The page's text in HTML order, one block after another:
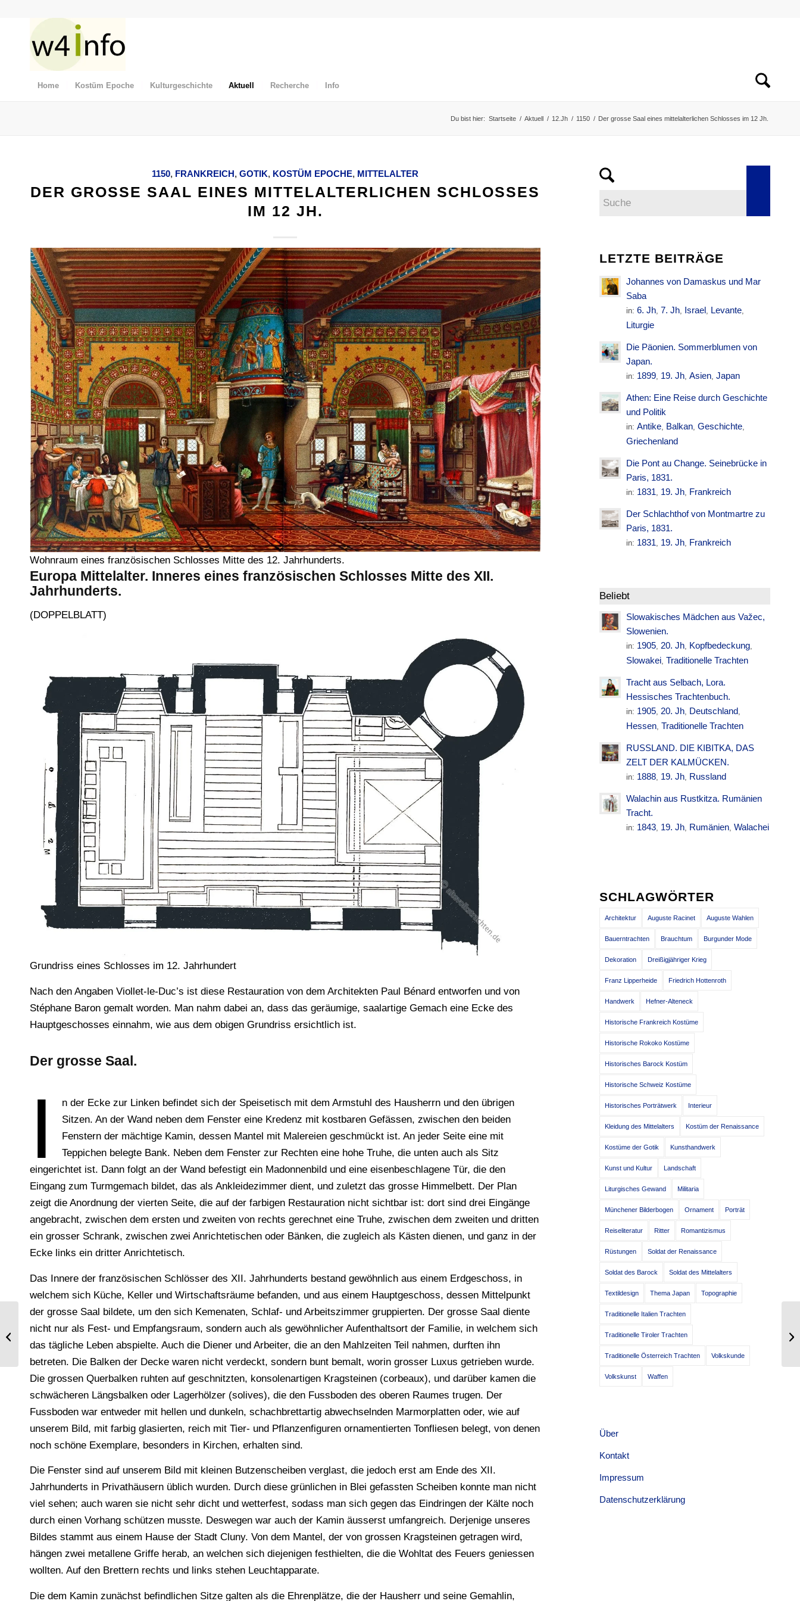
Home Kostüm Epoche Kulturgeschichte Aktuell Recherche Info
Du bist hier: Startseite / Aktuell / 12.Jh / 1150 / Der grosse Saal eines mittelalterlichen Schlosses im 12 Jh.
1150, FRANKREICH,GOTIK, KOSTÜM EPOCHE, MITTELALTER
DER GROSSE SAAL EINES MITTELALTERLICHEN SCHLOSSES
IM 12 JH.
Wohnraum eines französischen Schlosses Mitte des 12. Jahrhunderts.
Europa Mittelalter. Inneres eines französischen Schlosses Mitte des XII.
Jahrhunderts.
(DOPPELBLATT)
Grundriss eines Schlosses im 12. Jahrhundert
Nach den Angaben Viollet-le-Duc’s ist diese Restauration von dem Architekten Paul Bénard entworfen und von
Stéphane Baron gemalt worden. Man nahm dabei an, dass das geräumige, saalartige Gemach eine Ecke des
Hauptgeschosses einnahm, wie aus dem obigen Grundriss ersichtlich ist.
Der grosse Saal.
I
n der Ecke zur Linken befindet sich der Speisetisch mit dem Armstuhl des Hausherrn und den übrigen
Sitzen. An der Wand neben dem Fenster eine Kredenz mit kostbaren Gefässen, zwischen den beiden
Fenstern der mächtige Kamin, dessen Mantel mit Malereien geschmückt ist. An jeder Seite eine mit
Teppichen belegte Bank. Neben dem Fenster zur Rechten eine hohe Truhe, die unten auch als Sitz
eingerichtet ist. Dann folgt an der Wand befestigt ein Madonnenbild und eine eisenbeschlagene Tür, die den
Eingang zum Turmgemach bildet, das als Ankleidezimmer dient, und zuletzt das grosse Himmelbett. Der Plan
zeigt die Anordnung der vierten Seite, die auf der farbigen Restauration nicht sichtbar ist: dort sind drei Eingänge
angebracht, zwischen dem ersten und zweiten von rechts gerechnet eine Truhe, zwischen dem zweiten und dritten
ein grosser Schrank, zwischen zwei Anrichtetischen oder Bänken, die zugleich als Kästen dienen, und ganz in der
Ecke links ein dritter Anrichtetisch.
Das Innere der französischen Schlösser des XII. Jahrhunderts bestand gewöhnlich aus einem Erdgeschoss, in
welchem sich Küche, Keller und Wirtschaftsräume befanden, und aus einem Hauptgeschoss, dessen Mittelpunkt
der grosse Saal bildete, um den sich Kemenaten, Schlaf- und Arbeitszimmer gruppierten. Der grosse Saal diente
nicht nur als Fest- und Empfangsraum, sondern auch als gewöhnlicher Aufenthaltsort der Familie, in welchem sich
das tägliche Leben abspielte. Auch die Diener und Arbeiter, die an den Mahlzeiten Teil nahmen, durften ihn
betreten. Die Balken der Decke waren nicht verdeckt, sondern bunt bemalt, worin grosser Luxus getrieben wurde.
Die grossen Querbalken ruhten auf geschnitzten, konsolenartigen Kragsteinen (corbeaux), und darüber kamen die
schwächeren Längsbalken oder Lagerhölzer (solives), die den Fussboden des oberen Raumes trugen. Der
Fussboden war entweder mit hellen und dunkeln, schachbrettartig abwechselnden Marmorplatten oder, wie auf
unserem Bild, mit farbig glasierten, reich mit Tier- und Pflanzenfiguren ornamentierten Tonfliesen belegt, von denen
noch schöne Exemplare, besonders in Kirchen, erhalten sind.
Die Fenster sind auf unserem Bild mit kleinen Butzenscheiben verglast, die jedoch erst am Ende des XII.
Jahrhunderts in Privathäusern üblich wurden. Durch diese grünlichen in Blei gefassten Scheiben konnte man nicht
viel sehen; auch waren sie nicht sehr dicht und wetterfest, sodass man sich gegen das Eindringen der Kälte noch
durch einen Vorhang schützen musste. Deswegen war auch der Kamin äusserst umfangreich. Derjenige unseres
Bildes stammt aus einem Hause der Stadt Cluny. Von dem Mantel, der von grossen Kragsteinen getragen wird,
hängen zwei metallene Griffe herab, an welchen sich diejenigen festhielten, die die Wohltat des Feuers geniessen
wollten. Auf den Brettern rechts und links stehen Leuchtapparate.
Die dem Kamin zunächst befindlichen Sitze galten als die Ehrenplätze, die der Hausherr und seine Gemahlin,
LETZTE BEITRÄGE
Johannes von Damaskus und Mar
Saba
in:6. Jh, 7. Jh, Israel, Levante,
Liturgie
Die Päonien. Sommerblumen von
Japan.
in: 1899, 19. Jh,Asien,Japan
Athen: Eine Reise durch Geschichte
und Politik
in:Antike, Balkan,Geschichte,
Griechenland
Die Pont au Change. Seinebrücke in
Paris, 1831.
in: 1831, 19. Jh, Frankreich
Der Schlachthof von Montmartre zu
Paris, 1831.
in: 1831, 19. Jh, Frankreich
Beliebt
Slowakisches Mädchen aus Važec,
Slowenien.
in: 1905,20. Jh, Kopfbedeckung,
Slowakei, Traditionelle Trachten
Tracht aus Selbach, Lora.
Hessisches Trachtenbuch.
in: 1905,20. Jh, Deutschland,
Hessen, Traditionelle Trachten
RUSSLAND. DIE KIBITKA, DAS
ZELT DER KALMÜCKEN.
in: 1888, 19. Jh, Russland
Walachin aus Rustkitza. Rumänien
Tracht.
in: 1843, 19. Jh, Rumänien,Walachei
SCHLAGWÖRTER
Architektur Auguste Racinet Auguste Wahlen
Bauerntrachten Brauchtum Burgunder Mode
Dekoration Dreißigjähriger Krieg
Franz Lipperheide Friedrich Hottenroth
Handwerk Hefner-Alteneck
Historische Frankreich Kostüme
Historische Rokoko Kostüme
Historisches Barock Kostüm
Historische Schweiz Kostüme
Historisches Porträtwerk Interieur
Kleidung des Mittelalters Kostüm der Renaissance
Kostüme der Gotik Kunsthandwerk
Kunst und Kultur Landschaft
Liturgisches Gewand Militaria
Münchener Bilderbogen Ornament Porträt
Reiseliteratur Ritter Romantizismus
Rüstungen Soldat der Renaissance
Soldat des Barock Soldat des Mittelalters
Textildesign Thema Japan Topographie
Traditionelle Italien Trachten
Traditionelle Tiroler Trachten
Traditionelle Österreich Trachten Volkskunde
Volkskunst Waffen
Über
Kontakt
Impressum
Datenschutzerklärung
Tabriz. Die Blaue Moschee.
Denkmäler persischer Baukunst.